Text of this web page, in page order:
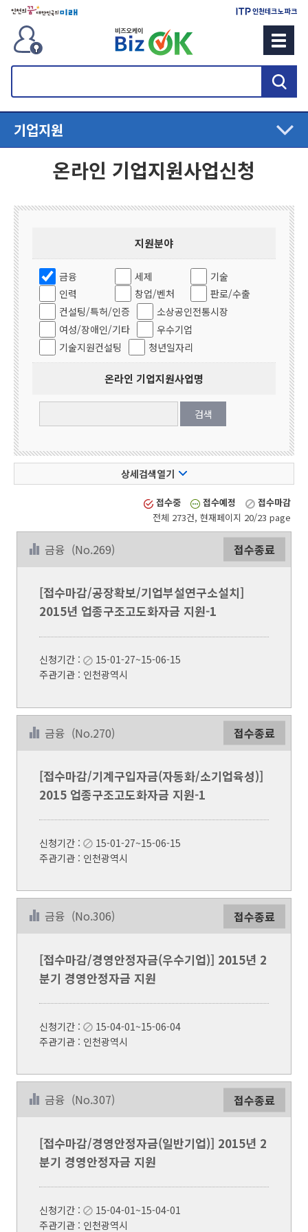
검
기업지원
온라인 기업지원사업신청
지원분야
금융 세제
기술
인력
창업/벤처
판로/수출
컨설팅/특허/인증
소상공인전통시장
여성/장애인/기타
우수기업
기술지원컨설팅
청년일자리
온라인 기업지원사업명
상세검색열기
접수중 접수예정
접수마감
전체 273건, 현재페이지 20/23 page
금융 (No.269) 접수종료
[접수마감/공장확보/기업부설연구소설치]
2015년 업종구조고도화자금 지원-1
신청기간 :
15-01-27~15-06-15
주관기관 : 인천광역시
금융 (No.270) 접수종료
[접수마감/기계구입자금(자동화/소기업육성)]
2015 업종구조고도화자금 지원-1
신청기간 :
15-01-27~15-06-15
주관기관 : 인천광역시
금융 (No.306) 접수종료
[접수마감/경영안정자금(우수기업)] 2015년 2
분기 경영안정자금 지원
신청기간 :
15-04-01~15-06-04
주관기관 : 인천광역시
금융 (No.307) 접수종료
[접수마감/경영안정자금(일반기업)] 2015년 2
분기 경영안정자금 지원
신청기간 :
15-04-01~15-04-01
주관기관 : 인천광역시